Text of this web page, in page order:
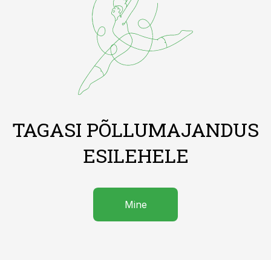
TAGASI PÕLLUMAJANDUS
ESILEHELE
Mine